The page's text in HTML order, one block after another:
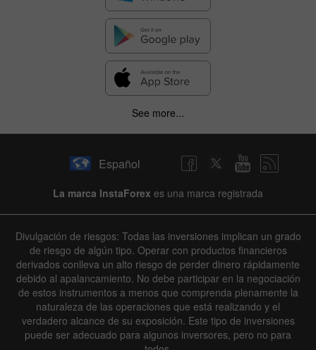
See more...
Español
La marca InstaForex es una marca registrada
Divulgación de riesgos: Todas las inversiones implican un grado
de riesgo de algún tipo. Operar con productos financieros
derivados conlleva un alto riesgo de perder dinero rápidamente
debido al apalancamiento. No debe participar en la negociación
de estos instrumentos a menos que comprenda plenamente la
naturaleza de las operaciones que está realizando y el
verdadero alcance de su exposición. Este tipo de inversiones
puede ser adecuado para algunos inversores, pero no para